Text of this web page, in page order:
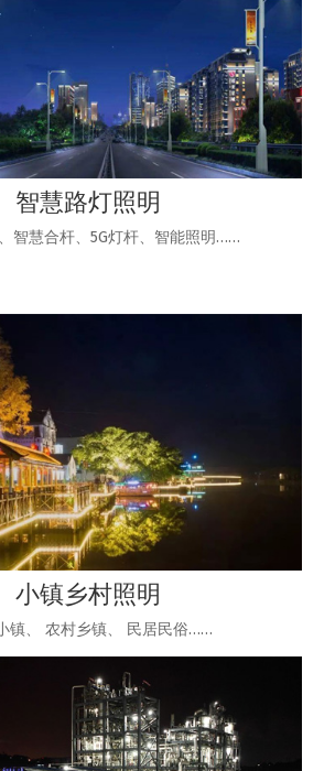
智慧路灯照明
智慧合杆、5G灯杆、智能照明……
小镇乡村照明
镇、 农村乡镇、 民居民俗……